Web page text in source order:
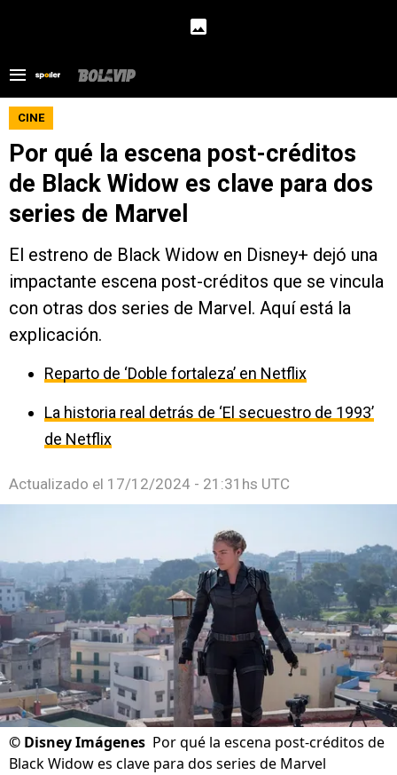
CINE
Por qué la escena post-créditos
de Black Widow es clave para dos
series de Marvel
El estreno de Black Widow en Disney+ dejó una
impactante escena post-créditos que se vincula
con otras dos series de Marvel. Aquí está la
explicación.
Reparto de ‘Doble fortaleza’ en Netflix
La historia real detrás de ‘El secuestro de 1993’
de Netflix
Actualizado el 17/12/2024 - 21:31hs UTC
© Disney Imágenes Por qué la escena post-créditos de
Black Widow es clave para dos series de Marvel